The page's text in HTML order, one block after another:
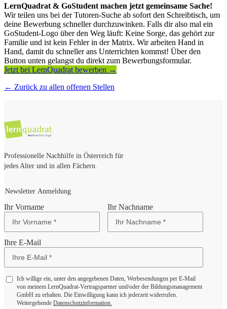
LernQuadrat & GoStudent machen jetzt gemeinsame Sache!
Wir teilen uns bei der Tutoren-Suche ab sofort den Schreibtisch, um
deine Bewerbung schneller durchzuwinken. Falls dir also mal ein
GoStudent-Logo über den Weg läuft: Keine Sorge, das gehört zur
Familie und ist kein Fehler in der Matrix. Wir arbeiten Hand in
Hand, damit du schneller ans Unterrichten kommst! Über den
Button unten gelangst du direkt zum Bewerbungsformular.
Jetzt bei LernQuadrat bewerben →
← Zurück zu allen offenen Stellen
Professionelle Nachhilfe in Österreich für
jedes Alter und in allen Fächern.
Newsletter Anmeldung
Ihr Vorname Ihr Nachname
Ihre E-Mail
Ich willige ein, unter den angegebenen Daten, Werbesendungen per E-Mail
von meinem LernQuadrat-Vertragspartner und/oder der Bildungsmanagement
GmbH zu erhalten. Die Einwilligung kann ich jederzeit widerrufen.
Weitergehende Datenschutzinformation.